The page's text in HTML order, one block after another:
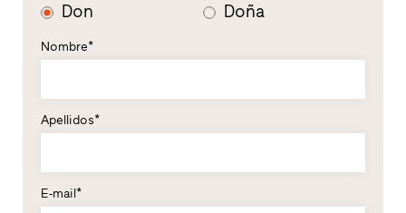
Don Doña
Nombre*
Apellidos*
E-mail*